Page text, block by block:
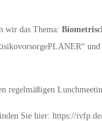
wir das Thema:
regelmäßigen
Sie hier: https://